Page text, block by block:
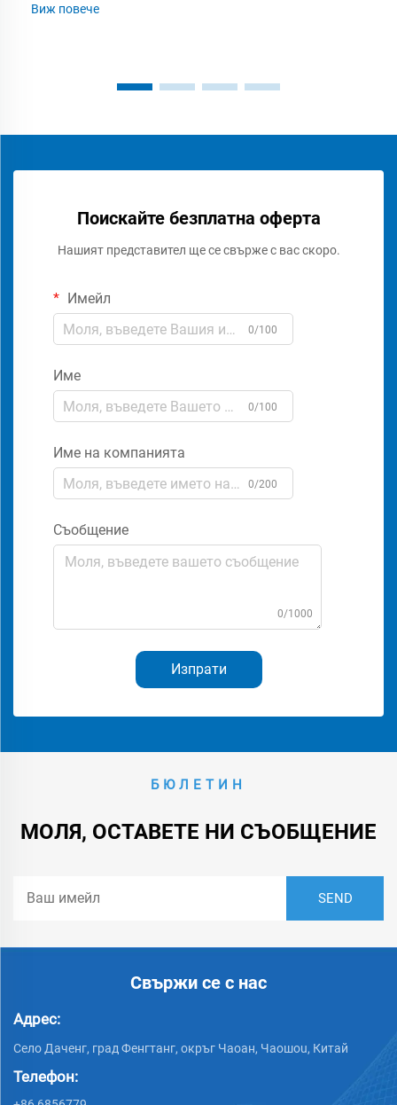
Виж повече
Поискайте безплатна оферта
Нашият представител ще се свърже с вас скоро.
Имейл
0/100
Име
0/100
Име на компанията
0/200
Съобщение
0/1000
Изпрати
БЮЛЕТИН
МОЛЯ, ОСТАВЕТЕ НИ СЪОБЩЕНИЕ
Свържи се с нас
Адрес:
Село Даченг, град Фенгтанг, окръг Чаоан, Чаошou, Китай
Телефон: